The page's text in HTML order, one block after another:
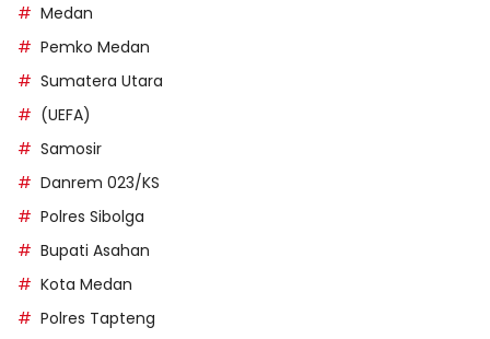
Medan
Pemko Medan
Sumatera Utara
(UEFA)
Samosir
Danrem 023/KS
Polres Sibolga
Bupati Asahan
Kota Medan
Polres Tapteng